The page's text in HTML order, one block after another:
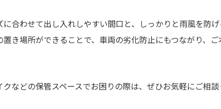
合わせて出し入れしやすい間口と、しっかりと雨風を防
き場所ができることで、車両の劣化防止にもつながり、
などの保管スペースでお困りの際は、ぜひお気軽にご相談